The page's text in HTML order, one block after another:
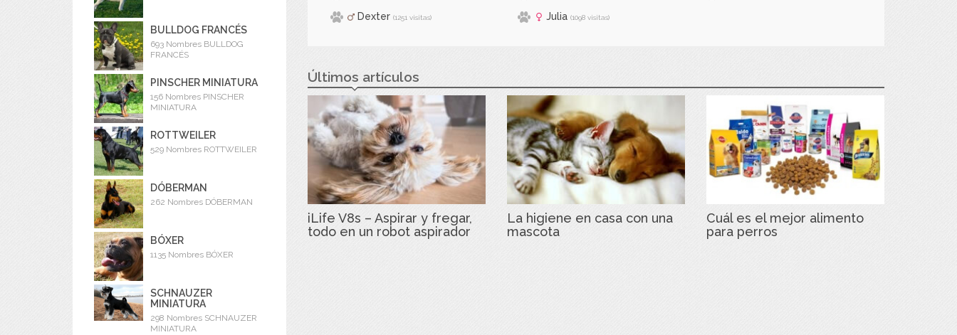
BULLDOG FRANCÉS
693 Nombres BULLDOG
FRANCÉS
PINSCHER MINIATURA
156 Nombres PINSCHER
MINIATURA
ROTTWEILER
529 Nombres ROTTWEILER
DÓBERMAN
262 Nombres DÓBERMAN
BÓXER
1135 Nombres BÓXER
SCHNAUZER
MINIATURA
298 Nombres SCHNAUZER
MINIATURA
Dexter (1251 visitas) Julia (1098 visitas)
Últimos artículos
iLife V8s – Aspirar y fregar,
todo en un robot aspirador
La higiene en casa con una
mascota
Cuál es el mejor alimento
para perros